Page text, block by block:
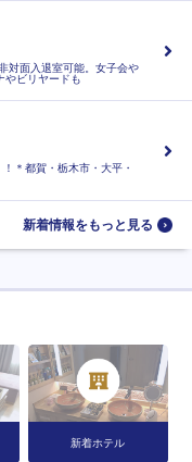
対面入退室可能。女子会や
やビリヤードも
＊都賀・栃木市・大平・
新着情報をもっと見る
新着ホテル